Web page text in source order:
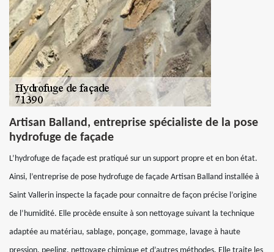
Artisan Balland, entreprise spécialiste de la pose
hydrofuge de façade
L’hydrofuge de façade est pratiqué sur un support propre et en bon état.
Ainsi, l’entreprise de pose hydrofuge de façade Artisan Balland installée à
Saint Vallerin inspecte la façade pour connaitre de façon précise l’origine
de l’humidité. Elle procède ensuite à son nettoyage suivant la technique
adaptée au matériau, sablage, ponçage, gommage, lavage à haute